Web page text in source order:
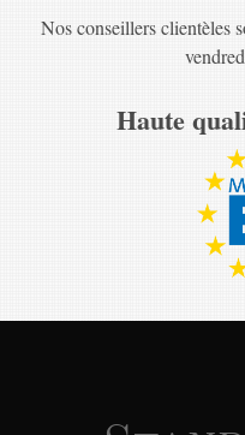
Nos conseillers clientèles
Haute